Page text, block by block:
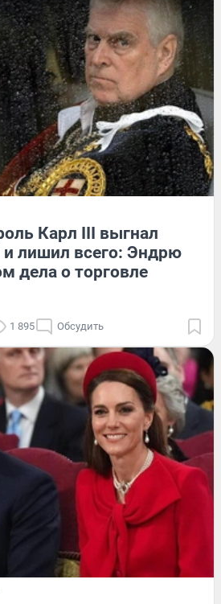
Карл III выгнал
и лишил всего: Эндрю
дела о торговле
1 895 Обсудить